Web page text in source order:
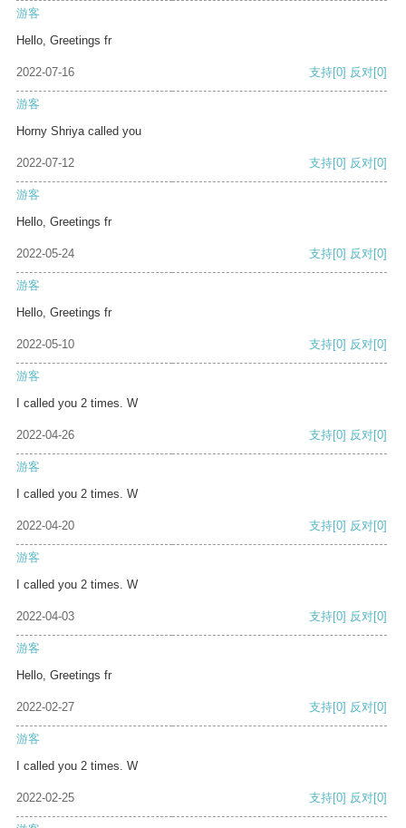
游客
Hello, Greetings fr
2022-07-16 支持[0] 反对[0]
游客
Horny Shriya called you
2022-07-12 支持[0] 反对[0]
游客
Hello, Greetings fr
2022-05-24 支持[0] 反对[0]
游客
Hello, Greetings fr
2022-05-10 支持[0] 反对[0]
游客
I called you 2 times. W
2022-04-26 支持[0] 反对[0]
游客
I called you 2 times. W
2022-04-20 支持[0] 反对[0]
游客
I called you 2 times. W
2022-04-03 支持[0] 反对[0]
游客
Hello, Greetings fr
2022-02-27 支持[0] 反对[0]
游客
I called you 2 times. W
2022-02-25 支持[0] 反对[0]